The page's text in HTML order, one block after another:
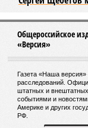
Общероссийское
«Версия»
Газета «Наша версия»
расследований.
штатных и внештатных
событиями и
Америке и других
РФ.